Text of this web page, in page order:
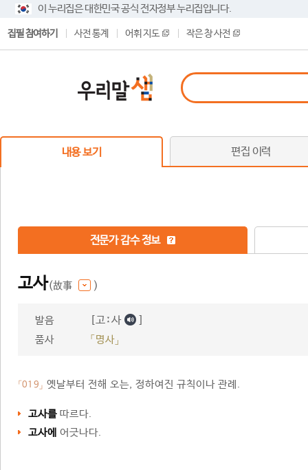
이 누리집은 대한민국 공식 전자정부 누리집입니다.
집필 참여하기 사전 통계 어휘 지도 작은 창 사전
내용 보기 편집 이력
전문가 감수 정보
고사(故事 )
발음 [고ː사 ]
품사 「명사」
「019」 옛날부터 전해 오는, 정하여진 규칙이나 관례.
고사를 따르다.
고사에 어긋나다.